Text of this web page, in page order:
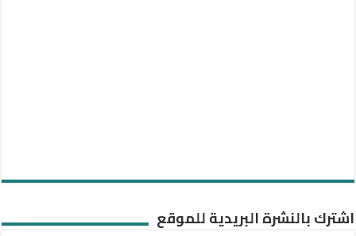
اشترك بالنشرة البريدية للموقع